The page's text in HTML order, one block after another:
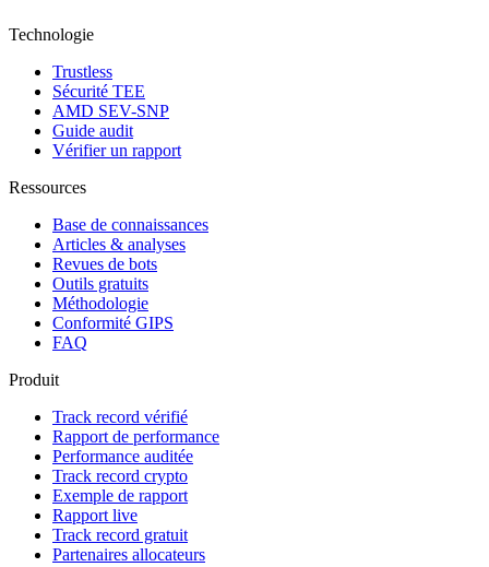
Technologie
Trustless
Sécurité TEE
AMD SEV-SNP
Guide audit
Vérifier un rapport
Ressources
Base de connaissances
Articles & analyses
Revues de bots
Outils gratuits
Méthodologie
Conformité GIPS
FAQ
Produit
Track record vérifié
Rapport de performance
Performance auditée
Track record crypto
Exemple de rapport
Rapport live
Track record gratuit
Partenaires allocateurs